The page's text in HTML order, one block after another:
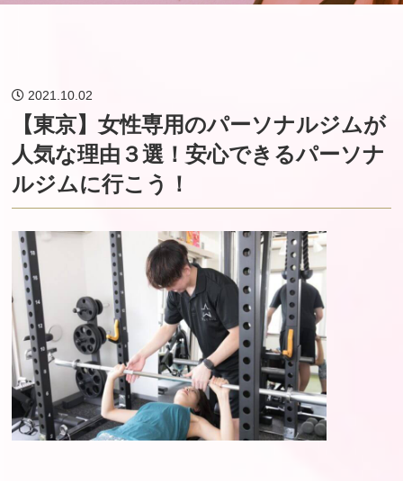
2021.10.02
【東京】女性専用のパーソナルジムが
人気な理由３選！安心できるパーソナ
ルジムに行こう！